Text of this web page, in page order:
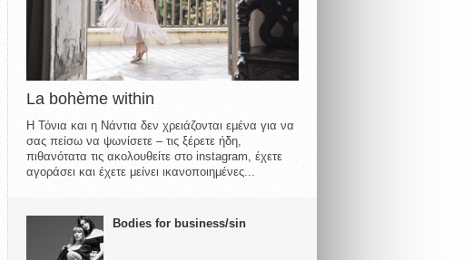
La bohème within
Η Τόνια και η Νάντια δεν χρειάζονται εμένα για να
σας πείσω να ψωνίσετε – τις ξέρετε ήδη,
πιθανότατα τις ακολουθείτε στο instagram, έχετε
αγοράσει και έχετε μείνει ικανοποιημένες...
Bodies for business/sin